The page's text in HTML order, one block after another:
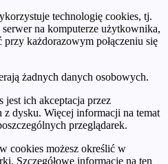
technologię cookies, tj.
na komputerze użytkownika,
każdorazowym połączeniu się
żadnych danych osobowych.
jest ich akceptacja przez
z dysku. Więcej informacji na temat
przeglądarek.
cookies możesz określić w
Szczegółowe informacje na ten